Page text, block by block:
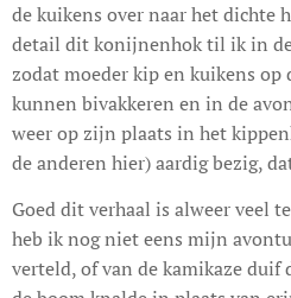
de kuikens over naar het dichte
detail dit konijnenhok til ik in
zodat moeder kip en kuikens op
kunnen bivakkeren en in de
weer op zijn plaats in het
de anderen hier) aardig bezig,
Goed dit verhaal is alweer veel
heb ik nog niet eens mijn
verteld, of van de kamikaze duif